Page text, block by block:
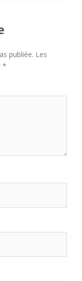
publiée. Les
*